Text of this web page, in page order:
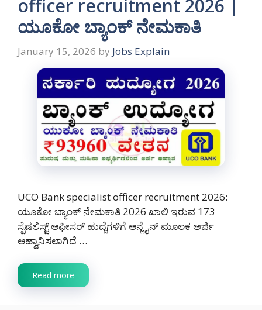
officer recruitment 2026 |
ಯೂಕೋ ಬ್ಯಾಂಕ್ ನೇಮಕಾತಿ
January 15, 2026 by Jobs Explain
UCO Bank specialist officer recruitment 2026:
ಯೂಕೋ ಬ್ಯಾಂಕ್ ನೇಮಕಾತಿ 2026 ಖಾಲಿ ಇರುವ 173
ಸ್ಪೆಷಲಿಸ್ಟ್ ಆಫೀಸರ್ ಹುದ್ದೆಗಳಿಗೆ ಆನ್ಲೈನ್ ಮೂಲಕ ಅರ್ಜಿ
ಆಹ್ವಾನಿಸಲಾಗಿದೆ …
Read more